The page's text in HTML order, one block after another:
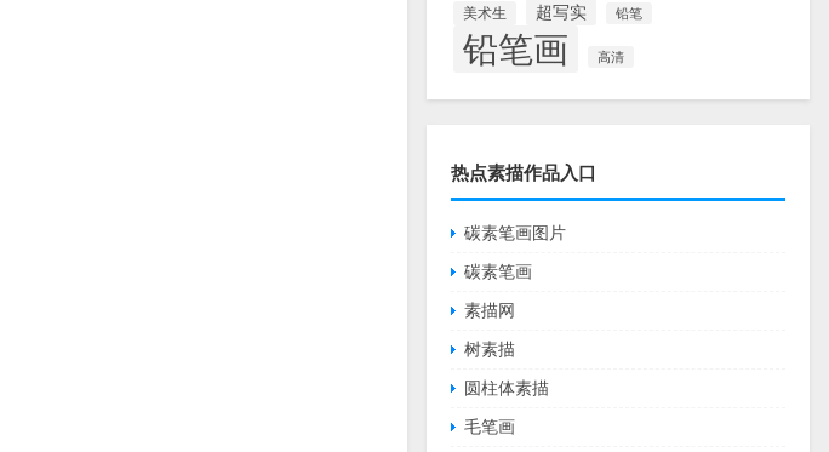
美术生 超写实 铅笔
铅笔画 高清
热点素描作品入口
碳素笔画图片
碳素笔画
素描网
树素描
圆柱体素描
毛笔画